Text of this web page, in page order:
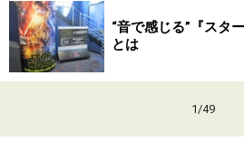
“音で感じる”『スタ
とは
1/49